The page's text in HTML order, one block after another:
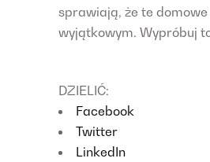
sprawiają, że te
wyjątkowym. Wypróbuj
DZIELIĆ:
Facebook
Twitter
LinkedIn